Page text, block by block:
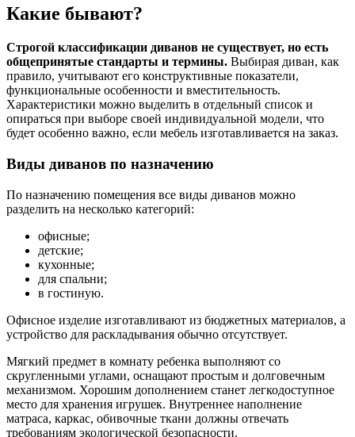
Какие бывают?
Строгой классификации диванов не существует, но есть
общепринятые стандарты и термины. Выбирая диван, как
правило, учитывают его конструктивные показатели,
функциональные особенности и вместительность.
Характеристики можно выделить в отдельный список и
опираться при выборе своей индивидуальной модели, что
будет особенно важно, если мебель изготавливается на заказ.
Виды диванов по назначению
По назначению помещения все виды диванов можно
разделить на несколько категорий:
офисные;
детские;
кухонные;
для спальни;
в гостиную.
Офисное изделие изготавливают из бюджетных материалов, а
устройство для раскладывания обычно отсутствует.
Мягкий предмет в комнату ребенка выполняют со
скругленными углами, оснащают простым и долговечным
механизмом. Хорошим дополнением станет легкодоступное
место для хранения игрушек. Внутреннее наполнение
матраса, каркас, обивочные ткани должны отвечать
требованиям экологической безопасности.